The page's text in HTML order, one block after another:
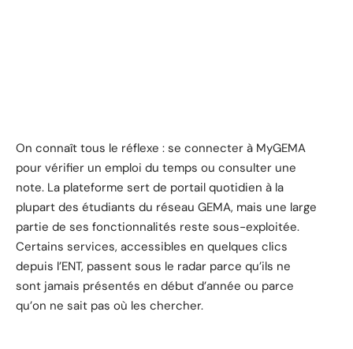
On connaît tous le réflexe : se connecter à MyGEMA
pour vérifier un emploi du temps ou consulter une
note. La plateforme sert de portail quotidien à la
plupart des étudiants du réseau GEMA, mais une large
partie de ses fonctionnalités reste sous-exploitée.
Certains services, accessibles en quelques clics
depuis l’ENT, passent sous le radar parce qu’ils ne
sont jamais présentés en début d’année ou parce
qu’on ne sait pas où les chercher.